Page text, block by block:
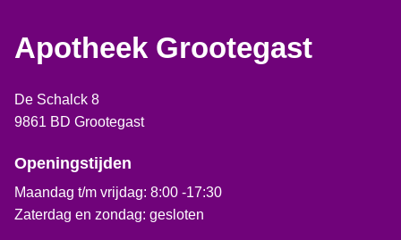
Apotheek Grootegast
De Schalck 8
9861 BD Grootegast
Openingstijden
Maandag t/m vrijdag: 8:00 -17:30
Zaterdag en zondag: gesloten